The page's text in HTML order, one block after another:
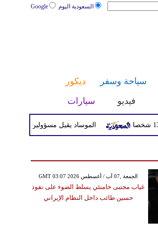
السعودية اليوم Google
سياحة وسفر
ديكور
فيديو سيارات
الموساد يقيل مسؤولين بارزين بعد
GMT 03:07 2026 الجمعة ,07 آب / أغسطس
غياب مجتبى خامنئي يسلط الضوء على نفوذ
حسين طائب داخل النظام الإيراني